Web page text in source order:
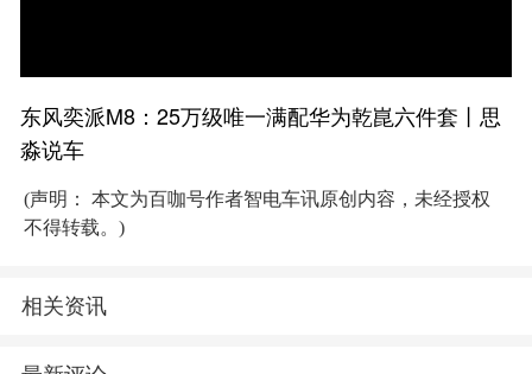
东风奕派M8：25万级唯一满配华为乾崑六件套丨思
淼说车
(声明： 本文为百咖号作者智电车讯原创内容，未经授权
不得转载。)
相关资讯